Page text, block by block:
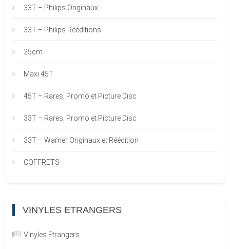
33T – Philips Originaux
33T – Philips Rééditions
25cm
Maxi 45T
45T – Rares, Promo et Picture Disc
33T – Rares, Promo et Picture Disc
33T – Warner Originaux et Réédition
COFFRETS
VINYLES ETRANGERS
Vinyles Etrangers